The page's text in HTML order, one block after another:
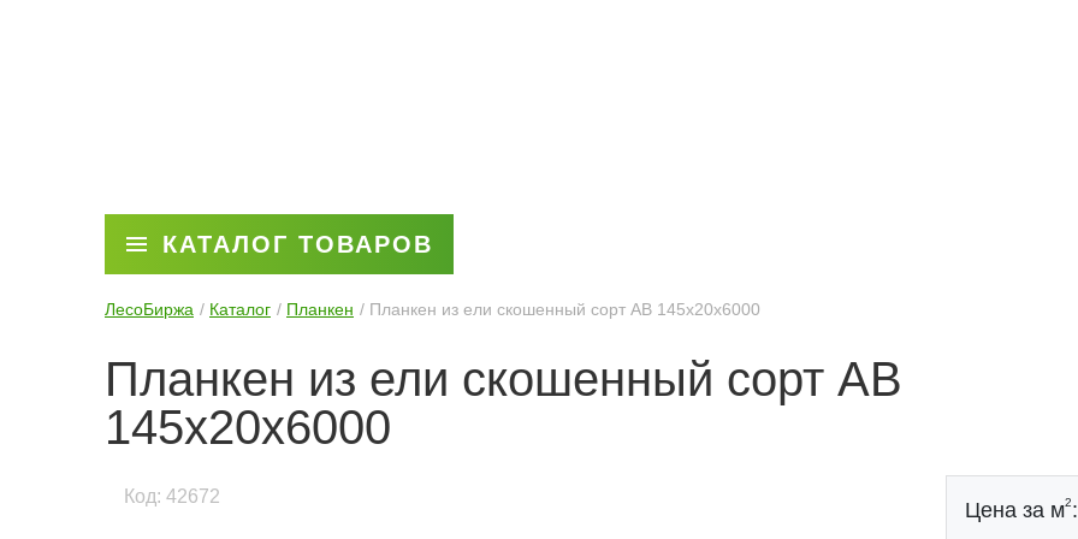
КАТАЛОГ ТОВАРОВ
ЛесоБиржа Каталог Планкен Планкен из ели скошенный сорт АВ 145x20x6000
Планкен из ели скошенный сорт АВ
145x20x6000
Код: 42672
Цена за м2: